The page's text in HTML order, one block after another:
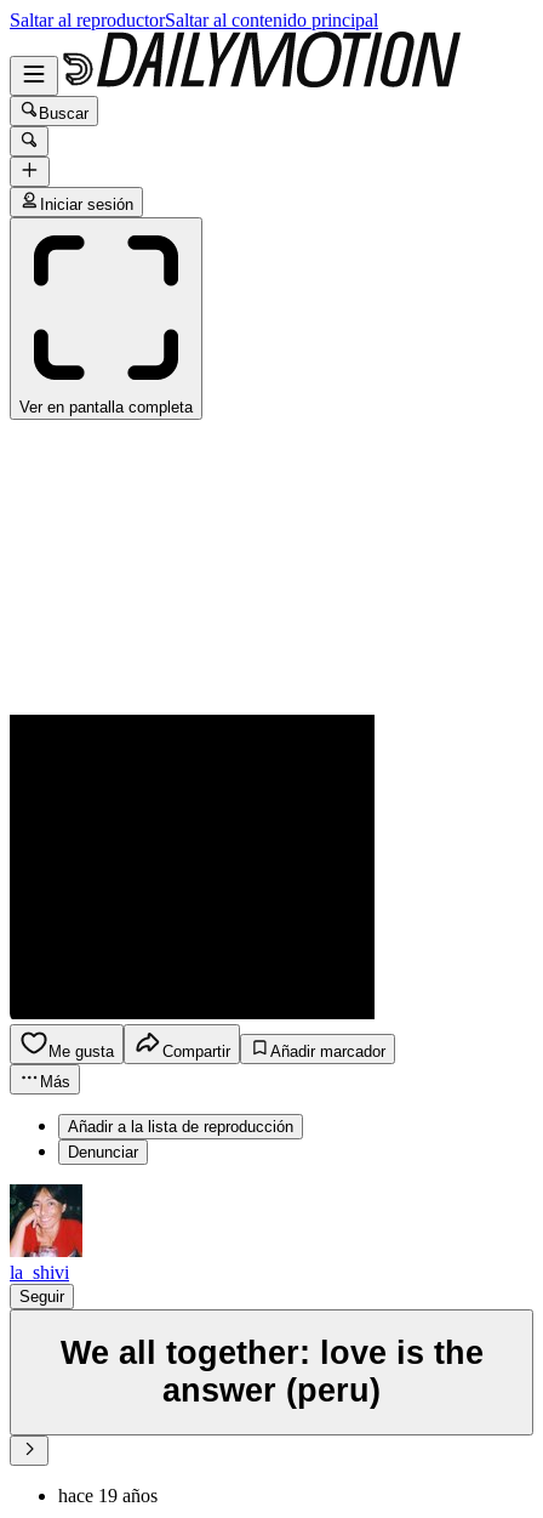
Saltar al reproductorSaltar al contenido principal
Buscar
Iniciar sesión
Ver en pantalla completa
Me gusta Compartir
Añadir marcador
Más
Añadir a la lista de reproducción
Denunciar
la_shivi
Seguir
We all together: love is the
answer (peru)
hace 19 años